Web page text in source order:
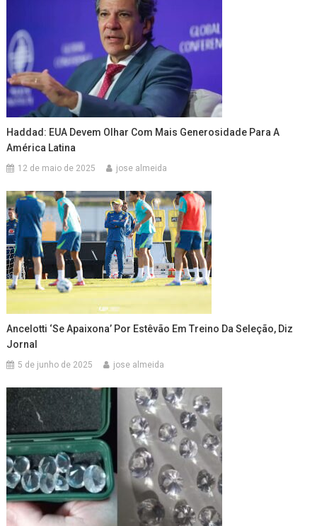
Haddad: EUA Devem Olhar Com Mais Generosidade Para A
América Latina
12 de maio de 2025 jose almeida
Ancelotti ‘se Apaixona’ Por Estêvão Em Treino Da Seleção, Diz
Jornal
5 de junho de 2025 jose almeida